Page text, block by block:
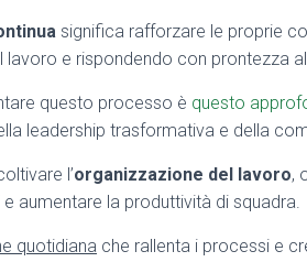
significa rafforzare le proprie
lavoro e rispondendo con prontezza
questo processo è questo
leadership trasformativa e della
l’organizzazione del lavoro,
aumentare la produttività di squadra.
quotidiana che rallenta i processi e